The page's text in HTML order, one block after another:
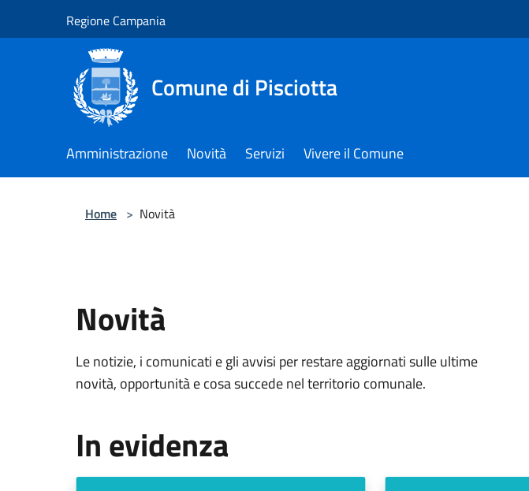
Regione Campania
Comune di Pisciotta
Amministrazione Novità Servizi Vivere il Comune
Home > Novità
Novità
Le notizie, i comunicati e gli avvisi per restare aggiornati sulle ultime
novità, opportunità e cosa succede nel territorio comunale.
In evidenza